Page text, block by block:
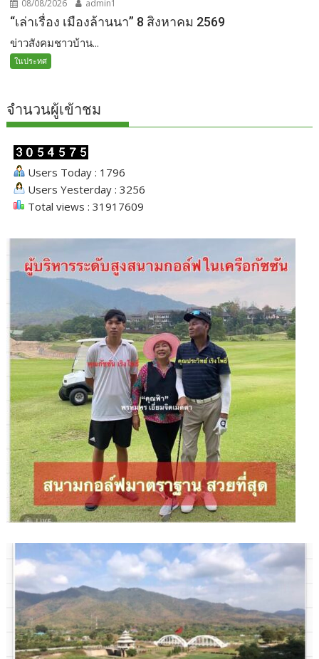
08/08/2026 admin1
“เล่าเรื่อง เมืองล้านนา” 8 สิงหาคม 2569
ข่าวสังคมชาวบ้าน...
ในประทศ
จำนวนผู้เข้าชม
Users Today : 1796
Users Yesterday : 3256
Total views : 31917609